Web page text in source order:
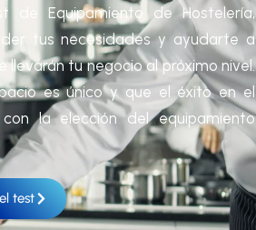
de Equipamiento de Hostelería,
tus necesidades y ayudarte a
tu negocio al próximo nivel.
es único y que el éxito en el
la elección del equipamiento
test